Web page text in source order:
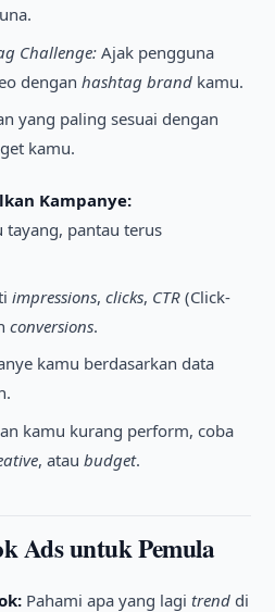
Challenge:Ajak pengguna
dengan hashtag brand kamu.
yang paling sesuai dengan
kamu.
Kampanye:
tayang, pantau terus
impressions, clicks, CTR(Click-
conversions.
kamu berdasarkan data
kamu kurang perform, coba
, atau budget.
Ads untuk Pemula
Pahami apa yang lagi trend di